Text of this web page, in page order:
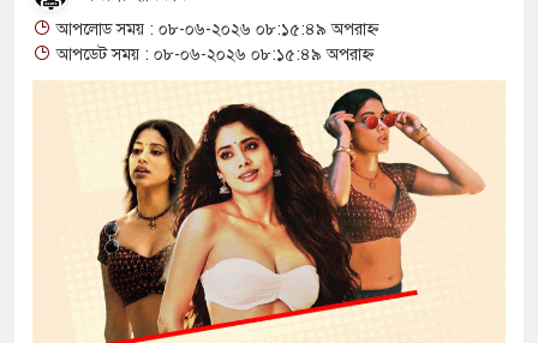
পর ব্যাটেই জবাব, অস্ট্রেলিয়ার বিপক্ষে মিরাজের
ক্রীড়াবিদদের জন্য আন্তর্জাতিক মানের জাতীয়
আয়োজন করবে সরকার
সিদ্ধান্তের বার্তা রিয়ালের, চুক্তি নবায়নে জোর
আপলোড সময় : ০৮-০৬-২০২৬ ০৮:১৫:৪৯ অপরাহ্ন
আপডেট সময় : ০৮-০৬-২০২৬ ০৮:১৫:৪৯ অপরাহ্ন